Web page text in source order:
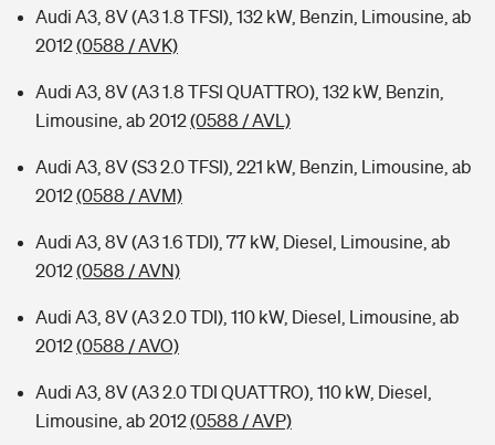
Audi A3, 8V (A3 1.8 TFSI), 132 kW, Benzin, Limousine, ab
2012(0588 / AVK)
Audi A3, 8V (A3 1.8 TFSI QUATTRO), 132 kW, Benzin,
Limousine, ab 2012(0588 / AVL)
Audi A3, 8V (S3 2.0 TFSI), 221 kW, Benzin, Limousine, ab
2012(0588 / AVM)
Audi A3, 8V (A3 1.6 TDI), 77 kW, Diesel, Limousine, ab
2012(0588 / AVN)
Audi A3, 8V (A3 2.0 TDI), 110 kW, Diesel, Limousine, ab
2012(0588 / AVO)
Audi A3, 8V (A3 2.0 TDI QUATTRO), 110 kW, Diesel,
Limousine, ab 2012(0588 / AVP)